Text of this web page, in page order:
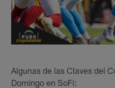
Algunas de las Claves del
Domingo en SoFi: